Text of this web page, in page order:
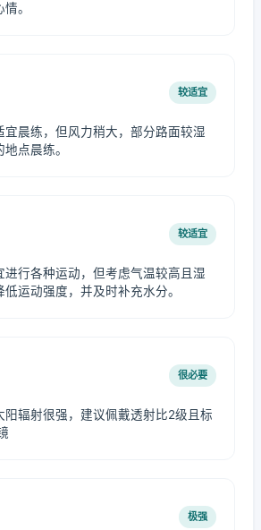
。
较适宜
宜晨练，但风力稍大，部分路面较湿
点晨练。
较适宜
进行各种运动，但考虑气温较高且湿
运动强度，并及时补充水分。
很必要
阳辐射很强，建议佩戴透射比2级且标
极强